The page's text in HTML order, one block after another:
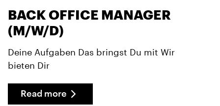
BACK OFFICE MANAGER
(M/W/D)
Deine Aufgaben Das bringst Du mit Wir
bieten Dir
Read more